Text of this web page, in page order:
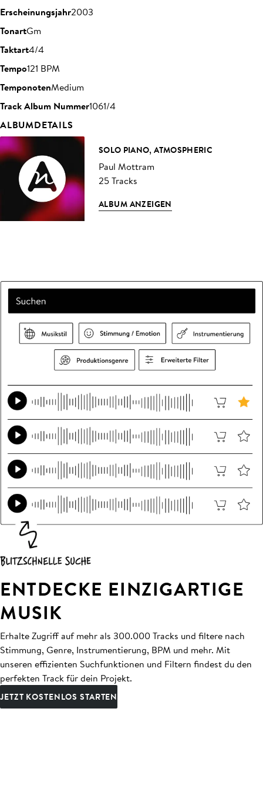
Erscheinungsjahr2003
TonartGm
Taktart4/4
Tempo121 BPM
TemponotenMedium
Track Album Nummer1061/4
ALBUMDETAILS
SOLO PIANO, ATMOSPHERIC
Paul Mottram
25 Tracks
ALBUM ANZEIGEN
ENTDECKE EINZIGARTIGE
MUSIK
Erhalte Zugriff auf mehr als 300.000 Tracks und filtere nach
Stimmung, Genre, Instrumentierung, BPM und mehr. Mit
unseren effizienten Suchfunktionen und Filtern findest du den
perfekten Track für dein Projekt.
JETZT KOSTENLOS STARTEN